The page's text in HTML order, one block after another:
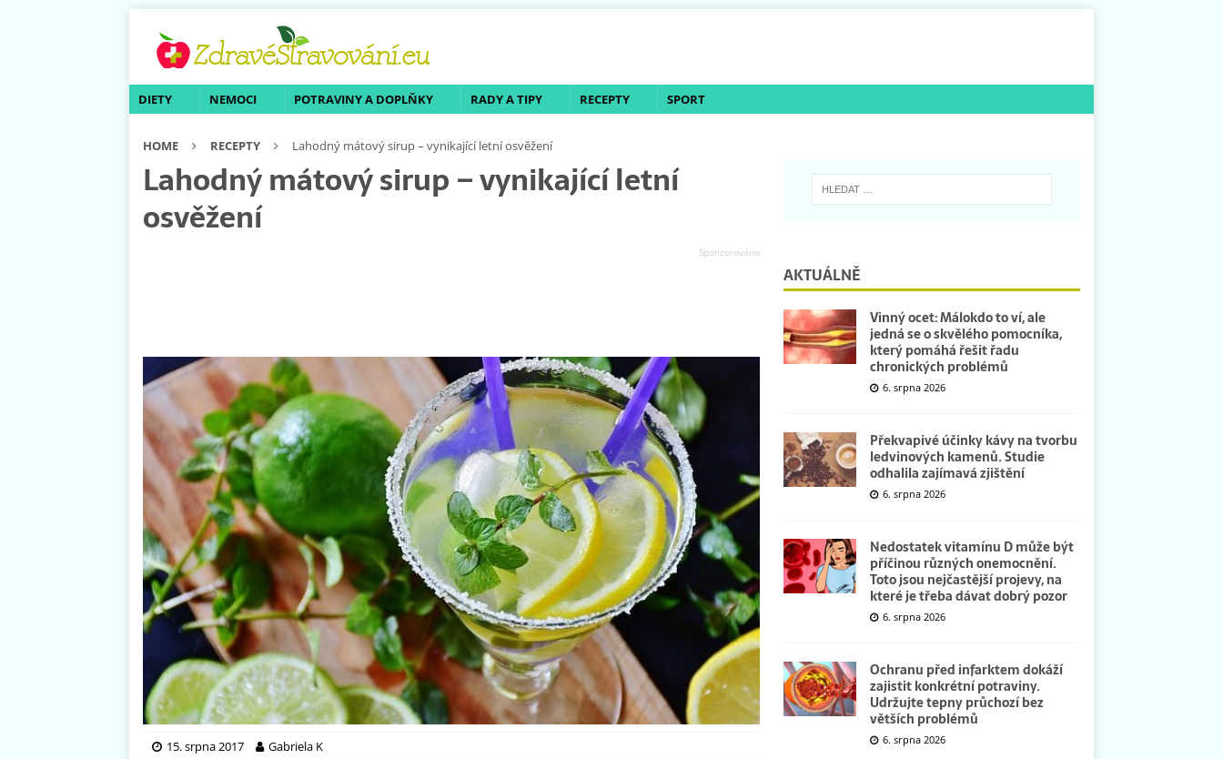
DIETY NEMOCI POTRAVINY A DOPLŇKY RADY A TIPY RECEPTY SPORT
HOME RECEPTY Lahodný mátový sirup – vynikající letní osvěžení
Lahodný mátový sirup – vynikající letní
osvěžení
15. srpna 2017 Gabriela K
AKTUÁLNĚ
Vinný ocet: Málokdo to ví, ale
jedná se o skvělého pomocníka,
který pomáhá řešit řadu
chronických problémů
6. srpna 2026
Překvapivé účinky kávy na tvorbu
ledvinových kamenů. Studie
odhalila zajímavá zjištění
6. srpna 2026
Nedostatek vitamínu D může být
příčinou různých onemocnění.
Toto jsou nejčastější projevy, na
které je třeba dávat dobrý pozor
6. srpna 2026
Ochranu před infarktem dokáží
zajistit konkrétní potraviny.
Udržujte tepny průchozí bez
větších problémů
6. srpna 2026